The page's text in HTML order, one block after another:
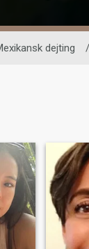
dejting /